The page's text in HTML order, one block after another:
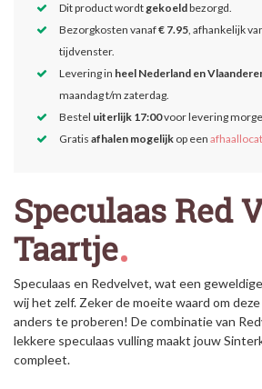
Dit product wordtgekoeldbezorgd.
Bezorgkosten vanaf€ 7.95, afhankelijk
tijdvenster.
Levering in heel Nederland en
maandag t/m zaterdag.
Bestel uiterlijk 17:00voor levering
Gratis afhalen mogelijk op een
Speculaas Red
Taartje
Speculaas en Redvelvet, wat een
wij het zelf. Zeker de moeite waard om
anders te proberen! De combinatie van
lekkere speculaas vulling maakt jouw
compleet.